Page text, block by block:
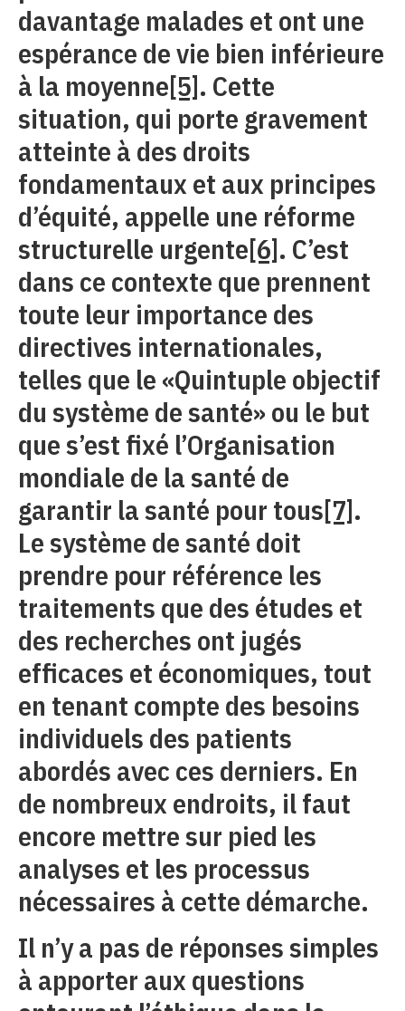
davantage malades et ont une
espérance de vie bien inférieure
à la moyenne[5]. Cette
situation, qui porte gravement
atteinte à des droits
fondamentaux et aux principes
d’équité, appelle une réforme
structurelle urgente[6]. C’est
dans ce contexte que prennent
toute leur importance des
directives internationales,
telles que le «Quintuple objectif
du système de santé» ou le but
que s’est fixé l’Organisation
mondiale de la santé de
garantir la santé pour tous[7].
Le système de santé doit
prendre pour référence les
traitements que des études et
des recherches ont jugés
efficaces et économiques, tout
en tenant compte des besoins
individuels des patients
abordés avec ces derniers. En
de nombreux endroits, il faut
encore mettre sur pied les
analyses et les processus
nécessaires à cette démarche.
Il n’y a pas de réponses simples
à apporter aux questions